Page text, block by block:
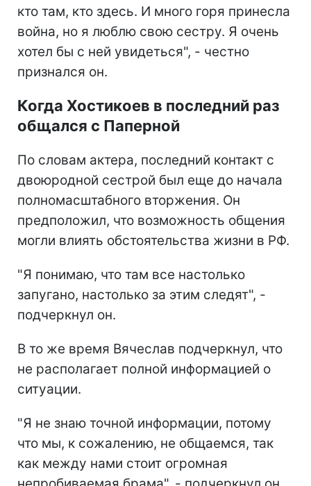
кто там, кто здесь. И много горя принесла
война, но я люблю свою сестру. Я очень
хотел бы с ней увидеться", - честно
признался он.
Когда Хостикоев в последний раз
общался с Паперной
По словам актера, последний контакт с
двоюродной сестрой был еще до начала
полномасштабного вторжения. Он
предположил, что возможность общения
могли влиять обстоятельства жизни в РФ.
"Я понимаю, что там все настолько
запугано, настолько за этим следят", -
подчеркнул он.
В то же время Вячеслав подчеркнул, что
не располагает полной информацией о
ситуации.
"Я не знаю точной информации, потому
что мы, к сожалению, не общаемся, так
как между нами стоит огромная